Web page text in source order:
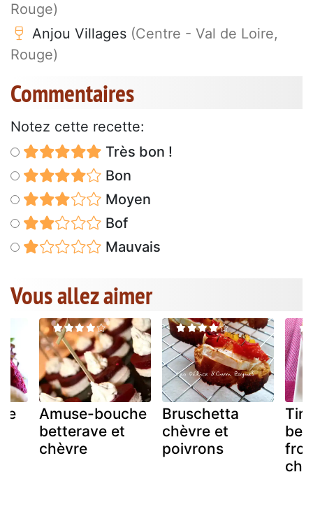
Rouge)
Anjou Villages (Centre - Val de Loire,
Rouge)
Commentaires
Notez cette recette:
Très bon !
Bon
Moyen
Bof
Mauvais
Vous allez aimer
Amuse-bouche
betterave et
chèvre
Bruschetta
chèvre et
poivrons